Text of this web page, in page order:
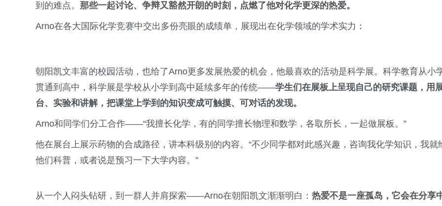
到的难点。 那些一起讨论、争辩又豁然开朗的时刻，点燃了他对化学更深的热爱。
Arno在各大国际化学竞赛中交出多份亮眼的成绩单，展现出在化学领域的学术实力：
朝阳凯文丰富的校园活动，也给了Arno更多发展热爱的机会，他最喜欢的活动是科学展。科学教育从小
贯通到高中，科学展是学校从小学到高中延续多年的传统——学生们在展板上呈现自己的研究课题，用
台、实验和讲解，把课堂上学到的知识变成可触摸、可对话的发现。
Arno和同学们分工合作——“我擅长化学，有的同学擅长物理和数学，各取所长，一起做展板。”
他在展台上展示药物的合成路径，讲本科级别的内容。“不少同学都对此感兴趣，咨询我化学知识，我就
他们科普，或者说是预习一下大学内容。”
从一个人闷头钻研，到一群人并肩探索——Arno在朝阳凯文渐渐明白： 热爱不是一座孤岛，它会在分享